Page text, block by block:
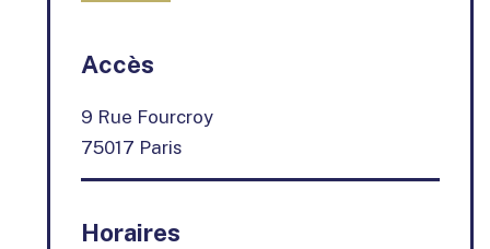
−
Accès
9 Rue Fourcroy
75017 Paris
Horaires